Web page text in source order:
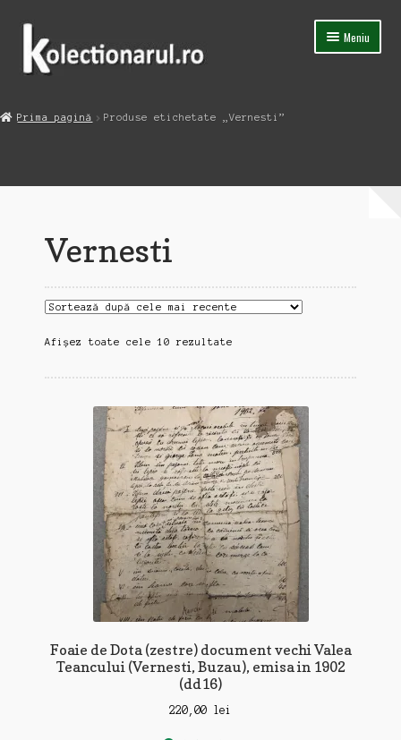
Sari
navigare
Sari
conținut
Meniu
Contact
Prima pagină Produse etichetate „Vernesti”
Vernesti
Afișez toate cele 10 rezultateSortat
cele
recente
Foaie de Dota (zestre) document vechi Valea
Teancului (Vernesti, Buzau), emisa in 1902
(dd16)
220,00 lei